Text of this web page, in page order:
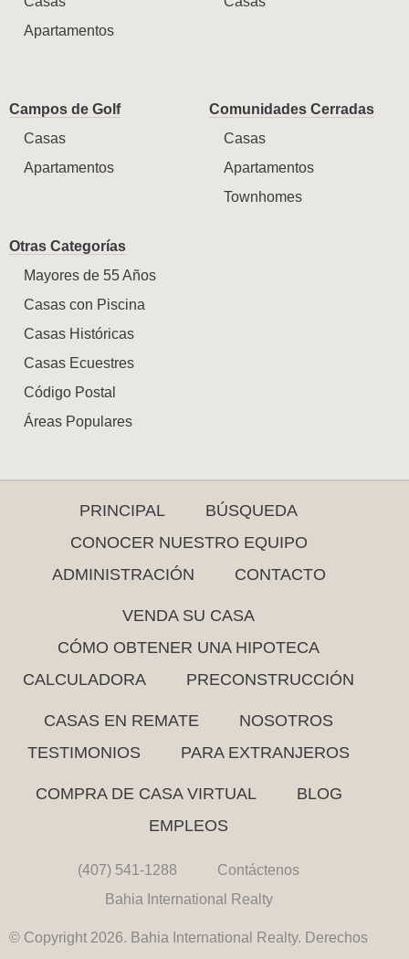
Apartamentos
Campos de Golf
Casas
Apartamentos
Comunidades Cerradas
Casas
Apartamentos
Townhomes
Otras Categorías
Mayores de 55 Años
Casas con Piscina
Casas Históricas
Casas Ecuestres
Código Postal
Áreas Populares
PRINCIPAL
BÚSQUEDA
CONOCER NUESTRO EQUIPO
ADMINISTRACIÓN
CONTACTO
VENDA SU CASA
CÓMO OBTENER UNA HIPOTECA
CALCULADORA
PRECONSTRUCCIÓN
CASAS EN REMATE
NOSOTROS
TESTIMONIOS
PARA EXTRANJEROS
COMPRA DE CASA VIRTUAL
BLOG
EMPLEOS
(407) 541-1288
Contáctenos
Bahia International Realty
© Copyright 2026. Bahia International Realty. Derechos